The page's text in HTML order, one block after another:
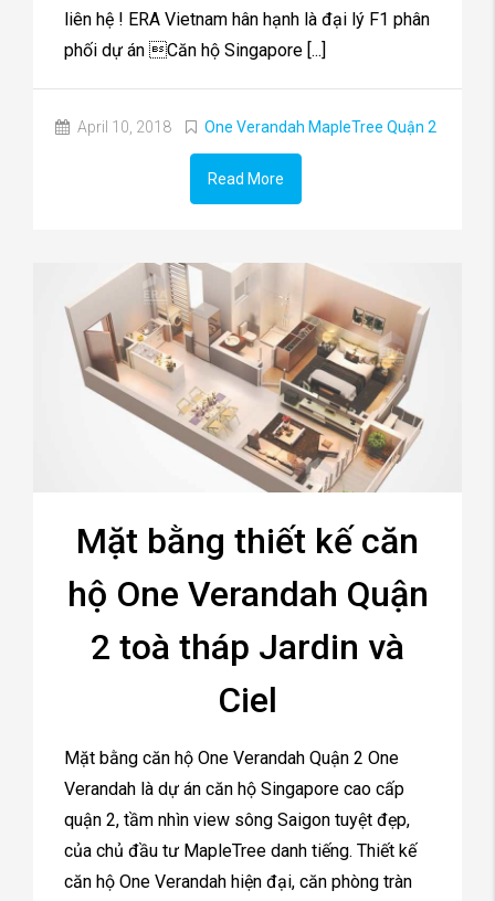
liên hệ ! ERA Vietnam hân hạnh là đại lý F1 phân
phối dự án Căn hộ Singapore [...]
April 10, 2018 One Verandah MapleTree Quận 2
Read More
Mặt bằng thiết kế căn
hộ One Verandah Quận
2 toà tháp Jardin và
Ciel
Mặt bằng căn hộ One Verandah Quận 2 One
Verandah là dự án căn hộ Singapore cao cấp
quận 2, tầm nhìn view sông Saigon tuyệt đẹp,
của chủ đầu tư MapleTree danh tiếng. Thiết kế
căn hộ One Verandah hiện đại, căn phòng tràn